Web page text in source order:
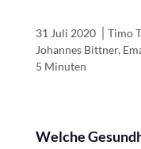
31 Juli 2020 Timo
Johannes Bittner,
5 Minuten
Welche